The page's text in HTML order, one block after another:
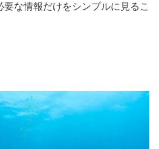
な情報だけをシンプルに見るこ